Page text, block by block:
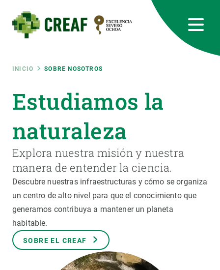
contenido
principal
Ruta
de
navegación
INICIO SOBRE NOSOTROS
Estudiamos la
naturaleza
Explora nuestra misión y nuestra
manera de entender la ciencia.
Descubre nuestras infraestructuras y cómo se organiza
un centro de alto nivel para que el conocimiento que
generamos contribuya a mantener un planeta
habitable.
SOBRE EL CREAF
RRSS
Featured
responsive
INTRANET
Responsive
menu
SOBRE NOSOTROS
INVESTIGACIÓN
CIENCIA EN ACCIÓN
ÚNETE A NOSOTROS
PARTICIPA
NOTICIAS Y AGENDA